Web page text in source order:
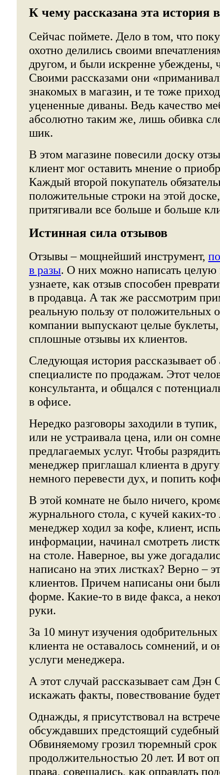
К чему рассказана эта история
Сейчас поймете. Дело в том, что
охотно делились своими
другом, и были искренне убеждены,
Своими рассказами они
знакомых в магазин, и те тоже
уцененные диваны. Ведь качество
абсолютно таким же, лишь обивка
шик.
В этом магазине повесили доску
клиент мог оставить мнение о
Каждый второй покупатель
положительные строки на этой
притягивали все больше и больше
Истинная сила отзывов
Отзывы – мощнейший инструмент,
в разы. О них можно написать целую
узнаете, как отзыв способен
в продавца. А так же рассмотрим
реальную пользу от положительных
компании выпускают целые
сплошные отзывы их клиентов.
Следующая история рассказывает
специалисте по продажам. Этот
консультанта, и общался с
в офисе.
Нередко разговоры заходили в
или не устраивала цена, или он
предлагаемых услуг. Чтобы
менеджер приглашал клиента в
немного перевести дух, и попить
В этой комнате не было ничего,
журнального стола, с кучей каких-
менеджер ходил за кофе, клиент,
информации, начинал смотреть
на столе. Наверное, вы уже
написано на этих листках? Верно –
клиентов. Причем написаны они
форме. Какие-то в виде факса, а
руки.
За 10 минут изучения
клиента не оставалось сомнений, и
услуги менеджера.
А этот случай рассказывает сам
искажать факты, повествование
Однажды, я присутствовал на
обсуждавших предстоящий
Обвиняемому грозил тюремный срок
продолжительностью 20 лет. И вот
права, совещались, как оправдать